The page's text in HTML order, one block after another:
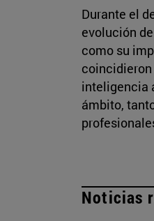
Durante el
evolución
como su
inteligencia
ámbito,
Noticias